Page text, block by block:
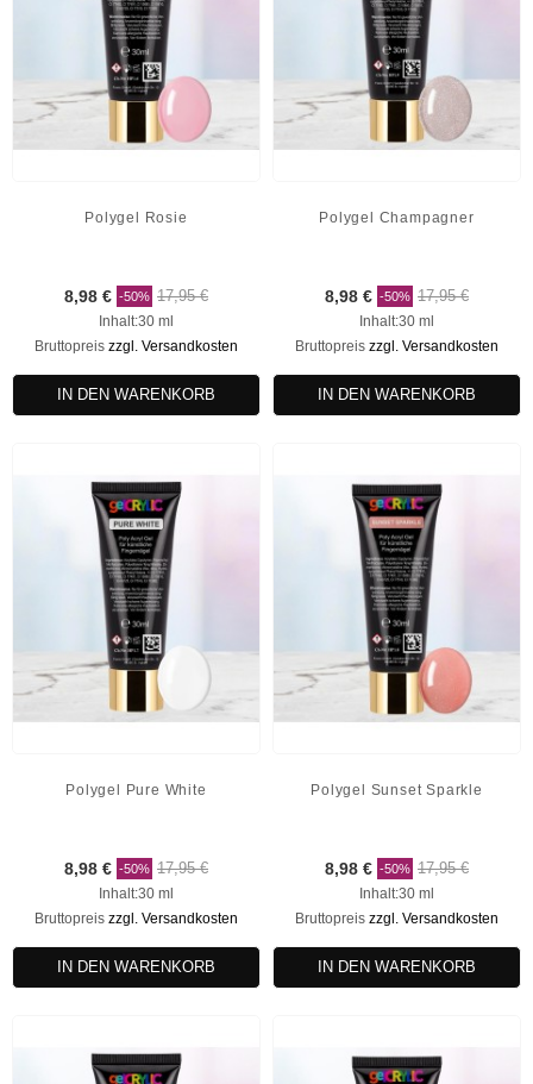
Polygel Rosie
8,98 € -50% 17,95 €
Inhalt:30 ml
Bruttopreis zzgl. Versandkosten
IN DEN WARENKORB
Polygel Champagner
8,98 € -50% 17,95 €
Inhalt:30 ml
Bruttopreis zzgl. Versandkosten
IN DEN WARENKORB
Polygel Pure White
8,98 € -50% 17,95 €
Inhalt:30 ml
Bruttopreis zzgl. Versandkosten
IN DEN WARENKORB
Polygel Sunset Sparkle
8,98 € -50% 17,95 €
Inhalt:30 ml
Bruttopreis zzgl. Versandkosten
IN DEN WARENKORB